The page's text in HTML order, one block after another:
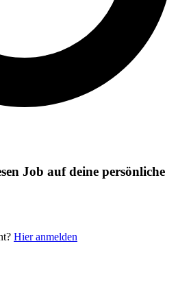
Job auf deine persönliche
Hier anmelden